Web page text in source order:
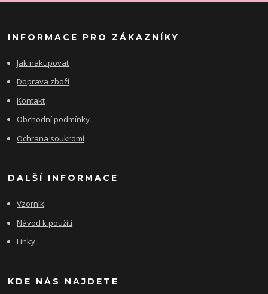
INFORMACE PRO ZÁKAZNÍKY
Jak nakupovat
Doprava zboží
Kontakt
Obchodní podmínky
Ochrana soukromí
DALŠÍ INFORMACE
Vzorník
Návod k použití
Linky
KDE NÁS NAJDETE